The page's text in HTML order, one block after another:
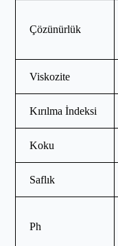
Çözünürlük
Viskozite
Kırılma İndeksi
Koku
Saflık
Ph